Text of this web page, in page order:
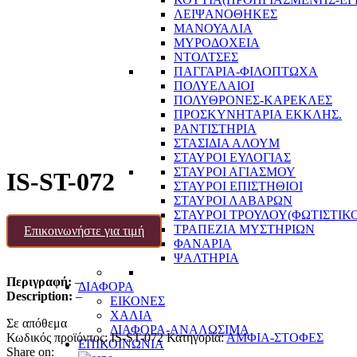
ΛΕΙΨΑΝΟΘΗΚΕΣ
ΜΑΝΟΥΑΛΙΑ
ΜΥΡΟΔΟΧΕΙΑ
ΝΤΟΛΤΣΕΣ
ΠΑΓΓΑΡΙΑ-ΦΙΛΟΠΤΩΧΑ
ΠΟΛΥΕΛΑΙΟΙ
ΠΟΛΥΘΡΟΝΕΣ-ΚΑΡΕΚΛΕΣ
ΠΡΟΣΚΥΝΗΤΑΡΙΑ ΕΚΚΛΗΣ.
ΡΑΝΤΙΣΤΗΡΙΑ
ΣΤΑΣΙΔΙΑ ΑΛΟΥΜ
ΣΤΑΥΡΟΙ ΕΥΛΟΓΙΑΣ
ΣΤΑΥΡΟΙ ΑΓΙΑΣΜΟΥ
ΣΤΑΥΡΟΙ ΕΠΙΣΤΗΘΙΟΙ
ΣΤΑΥΡΟΙ ΛΑΒΑΡΩΝ
ΣΤΑΥΡΟΙ
ΤΡΑΠΕΖΙΑ ΜΥΣΤΗΡΙΩΝ
ΦΑΝΑΡΙΑ
ΨΑΛΤΗΡΙΑ
ΔΙΑΦΟΡΑ
ΕΙΚΟΝΕΣ
ΧΑΛΙΑ
ΔΙΑΦΟΡΑ-ΑΝΑΛΩΣΙΜΑ
ΕΠΙΚΟΙΝΩΝΙΑ
IS-ST-072
Επικοινωνήστε για τιμή
Περιγραφή: –
Description: –
Σε απόθεμα
Κωδικός προϊόντος:IS-ST-072 Κατηγορία:ΑΜΦΙΑ-ΣΤΟΦΕΣ
Share on: